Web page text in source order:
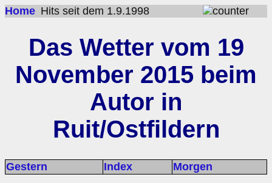
Home Hits seit dem 1.9.1998
Das Wetter vom 19
November 2015 beim
Autor in
Ruit/Ostfildern
Gestern Index Morgen